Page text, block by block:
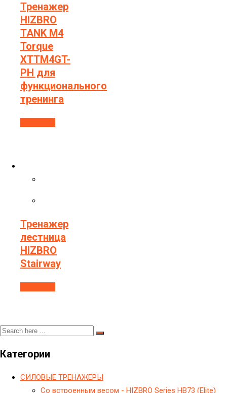
Тренажер
HIZBRO
TANK M4
Torque
XTTM4GT-
PH для
функционального
тренинга
Тренажер
лестница
HIZBRO
Stairway
Категории
CИЛОВЫЕ ТРЕНАЖЕРЫ
Cо встроенным весом - HIZBRO Series HB73 (Elite)